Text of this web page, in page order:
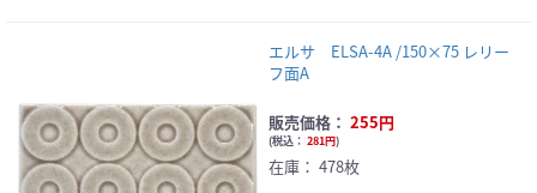
エルサ ELSA-4A /150×75 レリー
フ面A
販売価格： 255円
(税込： 281円)
在庫： 478枚